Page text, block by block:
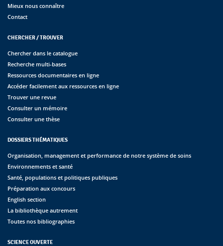
Mieux nous connaître
Contact
CHERCHER / TROUVER
Chercher dans le catalogue
Recherche multi-bases
Ressources documentaires en ligne
Accéder facilement aux ressources en ligne
Trouver une revue
Consulter un mémoire
Consulter une thèse
DOSSIERS THÉMATIQUES
Organisation, management et performance de notre système de soins
Environnements et santé
Santé, populations et politiques publiques
Préparation aux concours
English section
La bibliothèque autrement
Toutes nos bibliographies
SCIENCE OUVERTE